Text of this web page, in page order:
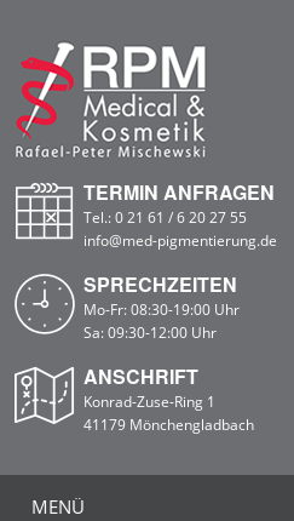
TERMIN ANFRAGEN
Tel.:0 21 61 / 6 20 27 55
info@med-pigmentierung.de
SPRECHZEITEN
Mo-Fr: 08:30-19:00 Uhr
Sa: 09:30-12:00 Uhr
ANSCHRIFT
Konrad-Zuse-Ring 1
41179 Mönchengladbach
MENÜ